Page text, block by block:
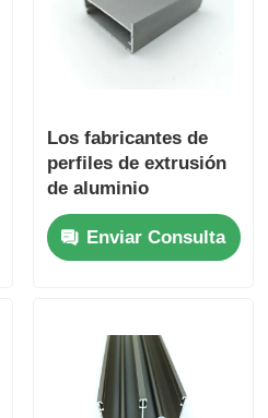
Los fabricantes de
perfiles de extrusión
de aluminio
anodizado se
especializan en la
personalización de
gabinetes de cocina.
Enviar Consulta